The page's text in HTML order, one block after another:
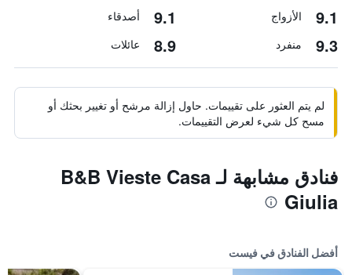
9.1 الأزواج 9.1 أصدقاء
9.3 منفرد 8.9 عائلات
لم يتم العثور على تقييمات. حاول إزالة مرشح أو تغيير بحثك أو
مسح كل شيء لعرض التقييمات.
فنادق مشابهة لـ B&B Vieste Casa
Giulia
أفضل الفنادق في فيست